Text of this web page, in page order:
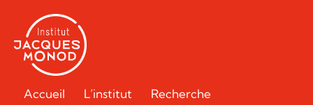
Accueil L’institut Recherche